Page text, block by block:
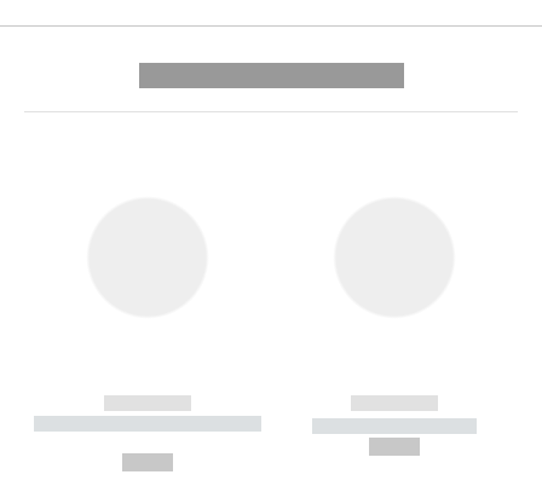
------------
----------- ----------- --------
------------
----------- -----------